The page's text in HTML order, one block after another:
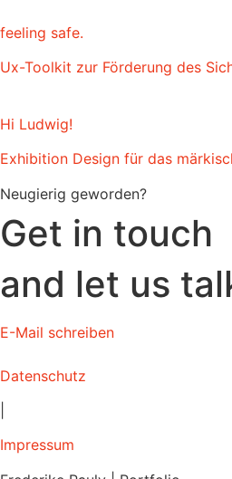
feeling safe.
Ux-Toolkit zur Förderung des
Hi Ludwig!
Exhibition Design für das
Neugierig geworden?
Get in touch
and let us
E-Mail schreiben
Datenschutz
Impressum